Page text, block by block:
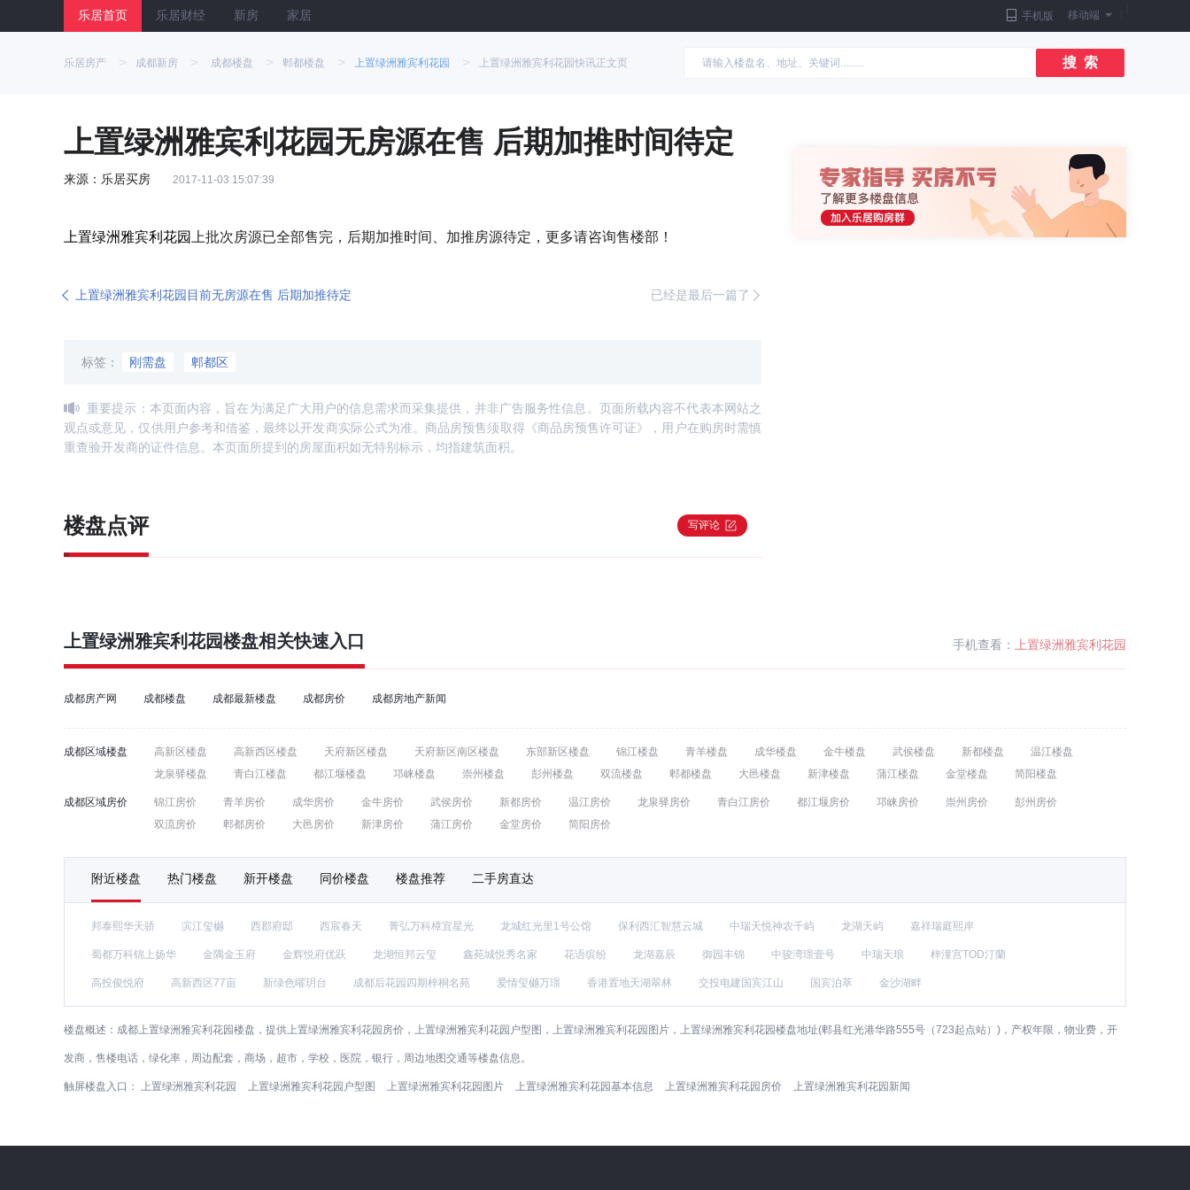
乐居首页 乐居财经 新房 家居 手机版 移动端
乐居房产 > 成都新房 > 成都楼盘 > 郫都楼盘 > 上置绿洲雅宾利花园 > 上置绿洲雅宾利花园快讯正文页 搜 索
上置绿洲雅宾利花园无房源在售 后期加推时间待定
来源：乐居买房 2017-11-03 15:07:39
上置绿洲雅宾利花园 上批次房源已全部售完，后期加推时间、加推房源待定，更多请咨询售楼部！
上置绿洲雅宾利花园目前无房源在售 后期加推待定 已经是最后一篇了
标签： 刚需盘 郫都区
重要提示：本页面内容，旨在为满足广大用户的信息需求而采集提供，并非广告服务性信息。页面所载内容不代表本网站之
观点或意见，仅供用户参考和借鉴，最终以开发商实际公式为准。商品房预售须取得《商品房预售许可证》，用户在购房时需慎
重查验开发商的证件信息。本页面所提到的房屋面积如无特别标示，均指建筑面积。
楼盘点评 写评论
上置绿洲雅宾利花园楼盘相关快速入口 手机查看： 上置绿洲雅宾利花园
成都房产网 成都楼盘 成都最新楼盘 成都房价 成都房地产新闻
成都区域楼盘 高新区楼盘 高新西区楼盘 天府新区楼盘 天府新区南区楼盘 东部新区楼盘 锦江楼盘 青羊楼盘 成华楼盘 金牛楼盘 武侯楼盘 新都楼盘
温江楼盘
龙泉驿楼盘
青白江楼盘 都江堰楼盘 邛崃楼盘 崇州楼盘 彭州楼盘 双流楼盘 郫都楼盘 大邑楼盘 新津楼盘 蒲江楼盘 金堂楼盘 简阳楼盘
成都区域房价 锦江房价 青羊房价 成华房价 金牛房价 武侯房价 新都房价 温江房价 龙泉驿房价 青白江房价 都江堰房价 邛崃房价 崇州房价
彭州房价
双流房价
郫都房价 大邑房价 新津房价 蒲江房价 金堂房价 简阳房价
附近楼盘 热门楼盘 新开楼盘 同价楼盘 楼盘推荐 二手房直达
邦泰熙华天骄 滨江玺樾 西郡府邸 西宸春天 菁弘万科樟宜星光 龙城红光里1号公馆 保利西汇智慧云城 中瑞天悦神农千屿 龙湖天屿 嘉祥瑞庭熙岸
蜀都万科锦上扬华 金隅金玉府 金辉悦府优跃 龙湖恒邦云玺 鑫苑城悦秀名家 花语缤纷 龙湖嘉辰 御园丰锦 中骏湾璟壹号 中瑞天琅 梓潼宫TOD汀蘭
高投俊悦府 高新西区77亩 新绿色曜玥台 成都后花园四期梓桐名苑 爱情玺樾万璟 香港置地天湖翠林 交投电建国宾江山 国宾泊萃 金沙湖畔
楼盘概述： 成都上置绿洲雅宾利花园楼盘，提供上置绿洲雅宾利花园房价，上置绿洲雅宾利花园户型图，上置绿洲雅宾利花园图片，上置绿洲雅宾利花园楼盘地址(郫县红光港华路555号（723起点站）)，产权年限，物业费，开
发商，售楼电话，绿化率，周边配套，商场，超市，学校，医院，银行，周边地图交通等楼盘信息。
触屏楼盘入口： 上置绿洲雅宾利花园 上置绿洲雅宾利花园户型图 上置绿洲雅宾利花园图片 上置绿洲雅宾利花园基本信息 上置绿洲雅宾利花园房价 上置绿洲雅宾利花园新闻